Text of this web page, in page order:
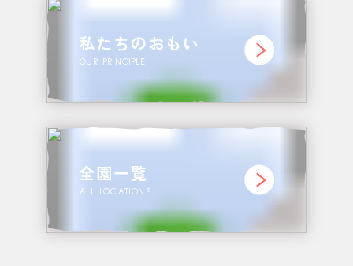
私たちのおもい
OUR PRINCIPLE
全園一覧
ALL LOCATIONS